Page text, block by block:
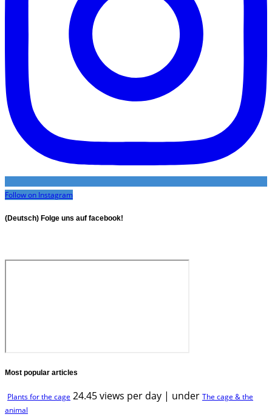
Follow on Instagram
(Deutsch) Folge uns auf facebook!
Most popular articles
Plants for the cage 24.45 views per day | under The cage & the
animal